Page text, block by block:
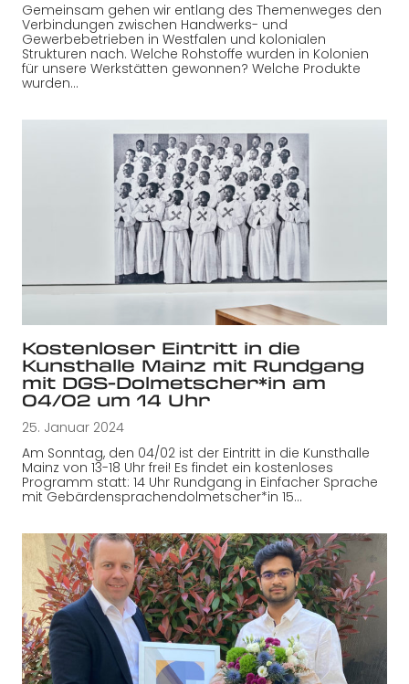
Gemeinsam gehen wir entlang des Themenweges den
Verbindungen zwischen Handwerks- und
Gewerbebetrieben in Westfalen und kolonialen
Strukturen nach. Welche Rohstoffe wurden in Kolonien
für unsere Werkstätten gewonnen? Welche Produkte
wurden…
Kostenloser Eintritt in die
Kunsthalle Mainz mit Rundgang
mit DGS-Dolmetscher*in am
04/02 um 14 Uhr
25. Januar 2024
Am Sonntag, den 04/02 ist der Eintritt in die Kunsthalle
Mainz von 13-18 Uhr frei! Es findet ein kostenloses
Programm statt: 14 Uhr Rundgang in Einfacher Sprache
mit Gebärdensprachendolmetscher*in 15…